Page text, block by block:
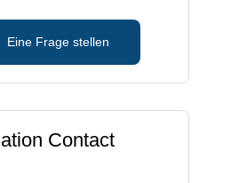
Eine Frage stellen
Contact